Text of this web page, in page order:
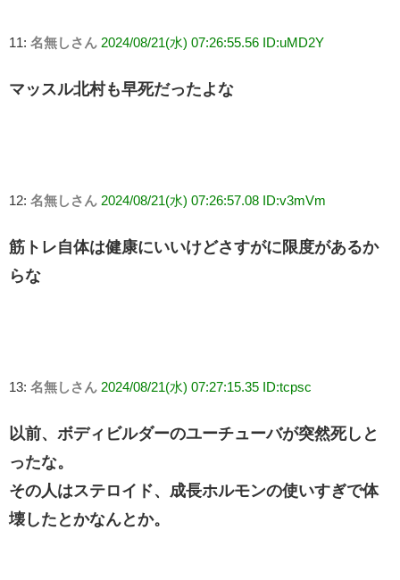
11: 名無しさん 2024/08/21(水) 07:26:55.56 ID:uMD2Y
マッスル北村も早死だったよな
12: 名無しさん 2024/08/21(水) 07:26:57.08 ID:v3mVm
筋トレ自体は健康にいいけどさすがに限度があるか
らな
13: 名無しさん 2024/08/21(水) 07:27:15.35 ID:tcpsc
以前、ボディビルダーのユーチューバが突然死しと
ったな。
その人はステロイド、成長ホルモンの使いすぎで体
壊したとかなんとか。